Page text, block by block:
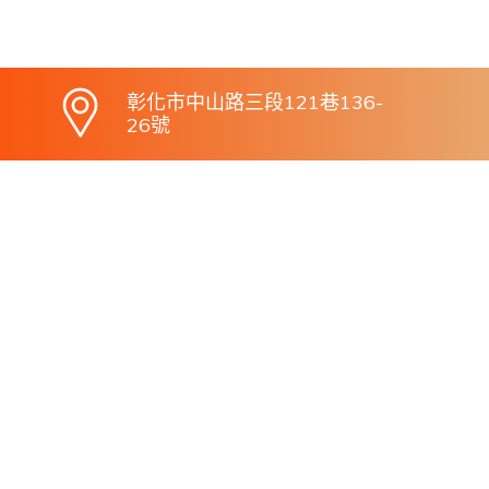
彰化市中山路三段121巷136-
26號